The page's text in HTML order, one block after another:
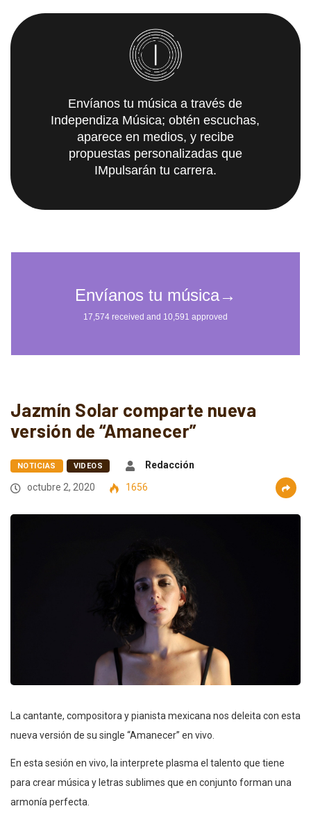
Envíanos tu música a través de
Independiza Música; obtén escuchas,
aparece en medios, y recibe
propuestas personalizadas que
IMpulsarán tu carrera.
Jazmín Solar comparte nueva
versión de “Amanecer”
NOTICIAS VIDEOS
Redacción
octubre 2, 2020
1656
La cantante, compositora y pianista mexicana nos deleita con esta
nueva versión de su single “Amanecer” en vivo.
En esta sesión en vivo, la interprete plasma el talento que tiene
para crear música y letras sublimes que en conjunto forman una
armonía perfecta.